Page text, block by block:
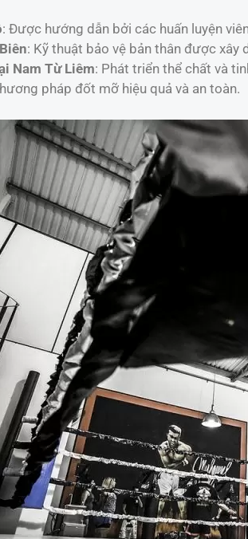
: Được hướng dẫn bởi các huấn luyện
: Kỹ thuật bảo vệ bản thân được xây
Nam Từ Liêm: Phát triển thể chất và
pháp đốt mỡ hiệu quả và an toàn.